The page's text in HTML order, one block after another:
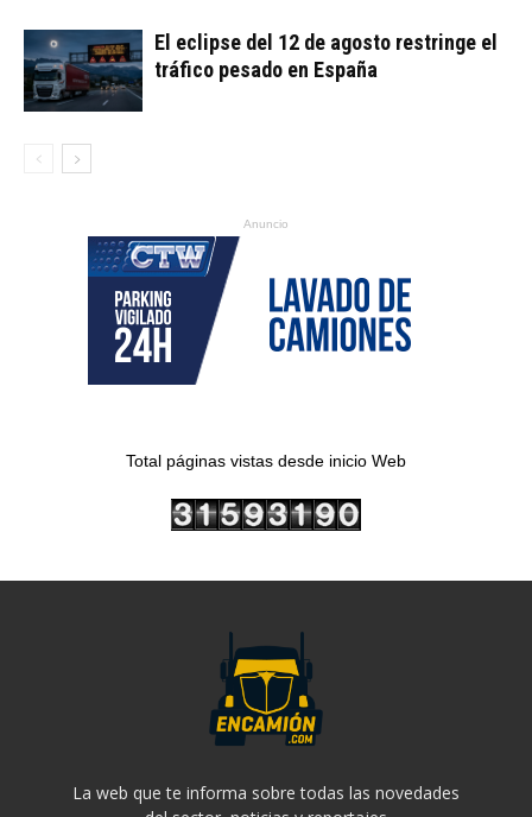
El eclipse del 12 de agosto restringe el
tráfico pesado en España
Anuncio
Total páginas vistas desde inicio Web
La web que te informa sobre todas las novedades